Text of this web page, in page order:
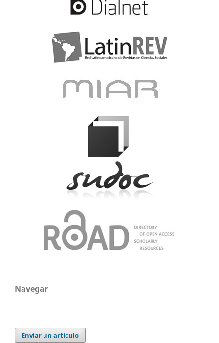
Navegar
Enviar un artículo